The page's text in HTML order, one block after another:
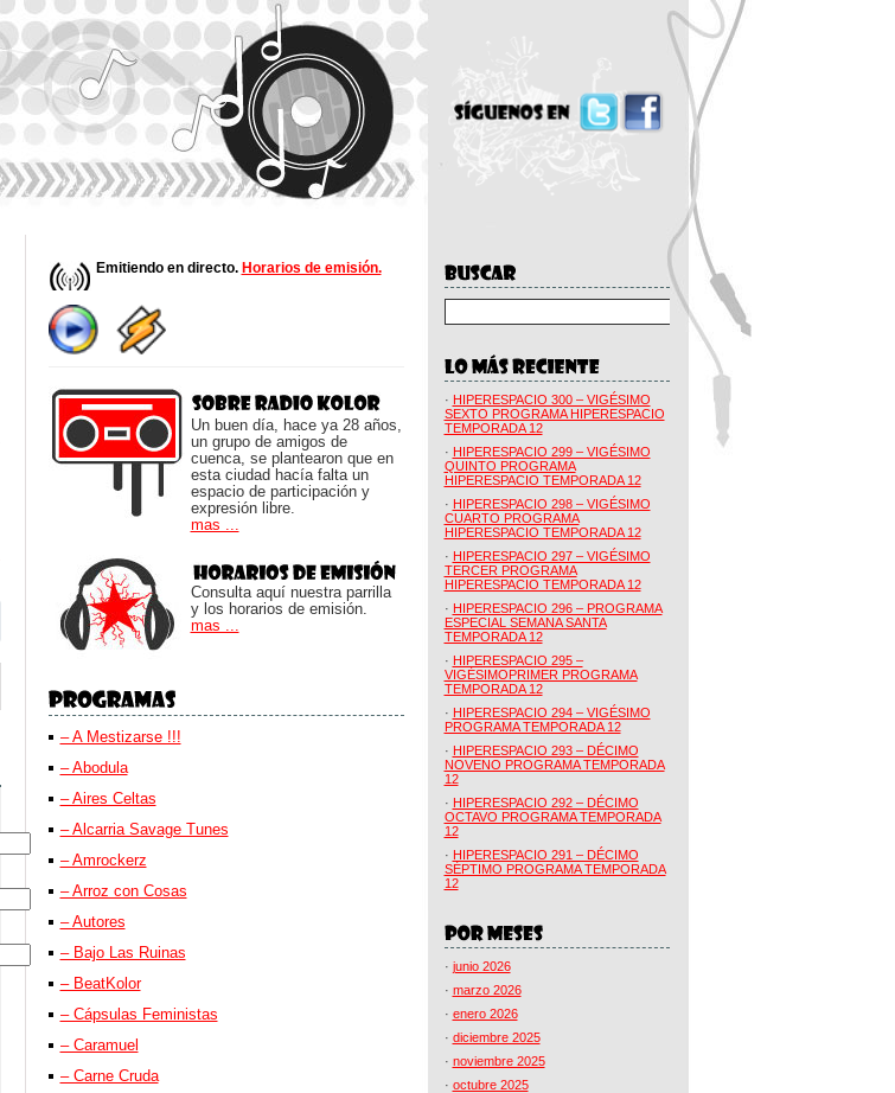
Emitiendo en directo. Horarios de emisión.
Un buen día, hace ya 28 años,
un grupo de amigos de
cuenca, se plantearon que en
esta ciudad hacía falta un
espacio de participación y
expresión libre.
mas ...
Consulta aquí nuestra parrilla
y los horarios de emisión.
mas ...
– A Mestizarse !!!
– Abodula
– Aires Celtas
– Alcarria Savage Tunes
– Amrockerz
– Arroz con Cosas
– Autores
– Bajo Las Ruinas
– BeatKolor
– Cápsulas Feministas
– Caramuel
– Carne Cruda
· HIPERESPACIO 300 – VIGÉSIMO
SEXTO PROGRAMA HIPERESPACIO
TEMPORADA 12
· HIPERESPACIO 299 – VIGÉSIMO
QUINTO PROGRAMA
HIPERESPACIO TEMPORADA 12
· HIPERESPACIO 298 – VIGÉSIMO
CUARTO PROGRAMA
HIPERESPACIO TEMPORADA 12
· HIPERESPACIO 297 – VIGÉSIMO
TERCER PROGRAMA
HIPERESPACIO TEMPORADA 12
· HIPERESPACIO 296 – PROGRAMA
ESPECIAL SEMANA SANTA
TEMPORADA 12
· HIPERESPACIO 295 –
VIGÉSIMOPRIMER PROGRAMA
TEMPORADA 12
· HIPERESPACIO 294 – VIGÉSIMO
PROGRAMA TEMPORADA 12
· HIPERESPACIO 293 – DÉCIMO
NOVENO PROGRAMA TEMPORADA
12
· HIPERESPACIO 292 – DÉCIMO
OCTAVO PROGRAMA TEMPORADA
12
· HIPERESPACIO 291 – DÉCIMO
SÉPTIMO PROGRAMA TEMPORADA
12
· junio 2026
· marzo 2026
· enero 2026
· diciembre 2025
· noviembre 2025
· octubre 2025